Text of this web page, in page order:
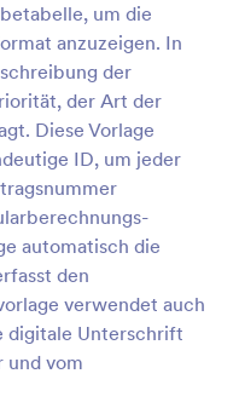
um die
anzuzeigen. In
der
der Art der
Diese Vorlage
ID, um jeder
automatisch die
den
verwendet auch
digitale Unterschrift
und vom
eine Formvorlage,
Bestellungen
löst es
Bestellvorgängen
Sie sich jetzt Ihr